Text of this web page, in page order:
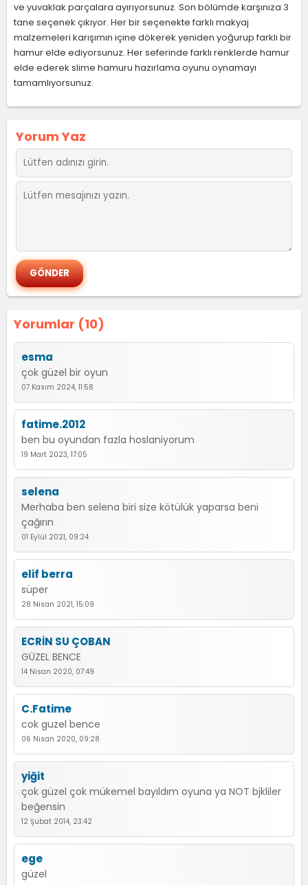
ve yuvaklak parçalara ayırıyorsunuz. Son bölümde karşınıza 3
tane seçenek çıkıyor. Her bir seçenekte farklı makyaj
malzemeleri karışımın içine dökerek yeniden yoğurup farklı bir
hamur elde ediyorsunuz. Her seferinde farklı renklerde hamur
elde ederek slime hamuru hazırlama oyunu oynamayı
tamamlıyorsunuz.
Yorumlar (10)
esma
çok güzel bir oyun
07 Kasım 2024, 11:58
fatime.2012
ben bu oyundan fazla hoslaniyorum
19 Mart 2023, 17:05
selena
Merhaba ben selena biri size kötülük yaparsa beni
çağırın
01 Eylül 2021, 09:24
elif berra
süper
28 Nisan 2021, 15:09
ECRİN SU ÇOBAN
GÜZEL BENCE
14 Nisan 2020, 07:49
C.Fatime
cok guzel bence
06 Nisan 2020, 09:28
yiğit
çok güzel çok mükemel bayıldım oyuna ya NOT bjkliler
beğensin
12 Şubat 2014, 23:42
ege
güzel
Yorum Yaz